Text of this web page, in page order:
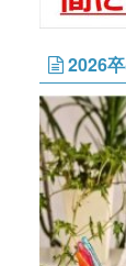
2026